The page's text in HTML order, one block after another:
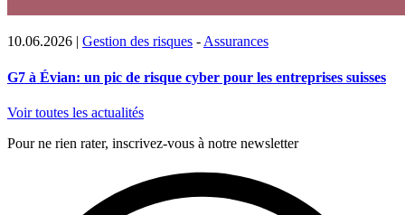
10.06.2026 | Gestion des risques - Assurances
G7 à Évian: un pic de risque cyber pour les entreprises suisses
Voir toutes les actualités
Pour ne rien rater, inscrivez-vous à notre newsletter